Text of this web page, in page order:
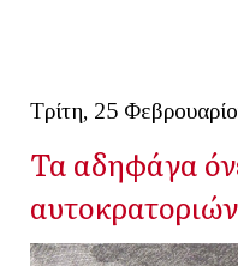
Τρίτη, 25
Τα αδηφάγα
αυτοκρατοριών